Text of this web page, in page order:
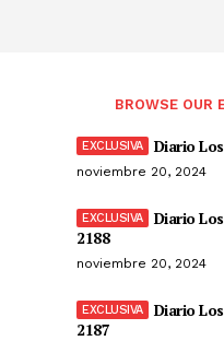
BROWSE OUR
Diario
noviembre 20, 2024
Diario
2188
noviembre 20, 2024
Diario
2187